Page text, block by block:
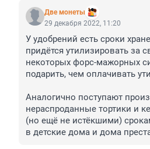
Две монеты
29 декабря 2022, 11:20
У удобрений есть сроки
придётся утилизировать за
некоторых форс-мажорных
подарить, чем оплачивать
Аналогично поступают
нераспроданные тортики и
(но ещё не истёкшими)
в детские дома и дома